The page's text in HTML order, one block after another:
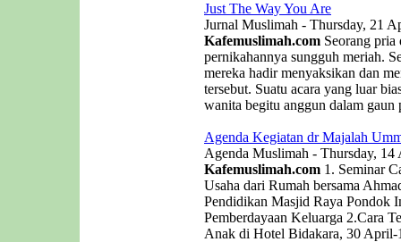
Just The Way You Are
Jurnal Muslimah - Thursday, 21
Kafemuslimah.com Seorang pria
pernikahannya sungguh meriah.
mereka hadir menyaksikan dan
tersebut. Suatu acara yang luar
wanita begitu anggun dalam gaun
Agenda Kegiatan dr Majalah
Agenda Muslimah - Thursday, 14
Kafemuslimah.com 1. Seminar
Usaha dari Rumah bersama
Pendidikan Masjid Raya Pondok
Pemberdayaan Keluarga 2.Cara
Anak di Hotel Bidakara, 30